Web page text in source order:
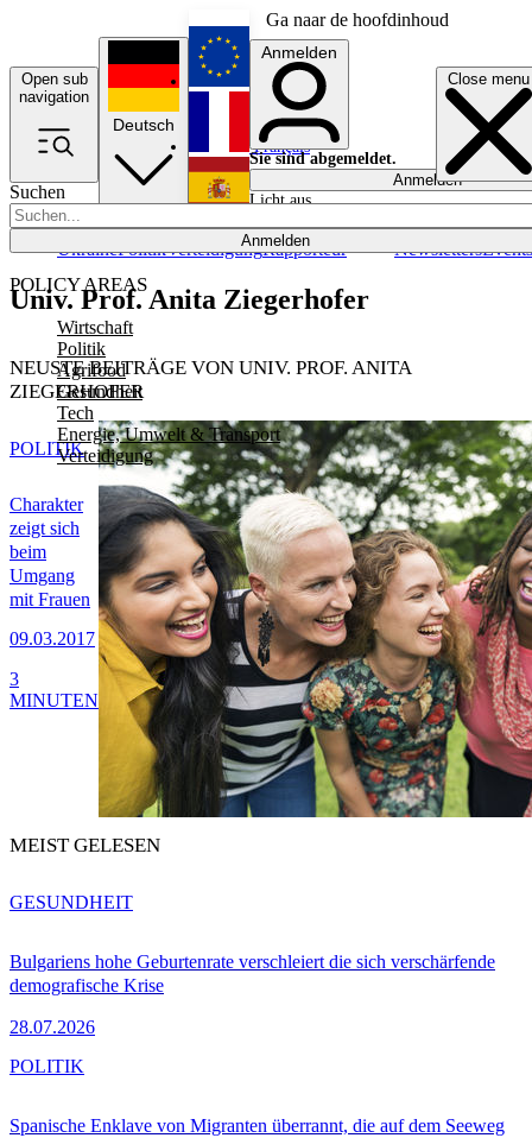
Ga naar de hoofdinhoud
Open sub
navigation
Close menu
Suchen
Anmelden
POLICY AREAS
Wirtschaft
Politik
Agrifood
Gesundheit
Tech
Energie, Umwelt & Transport
Verteidigung
UkrainePolitikVerteidigungRapporteur NewslettersEvents
Deutsch
English
Français
Anmelden
Sie sind abgemeldet.
Anmelden
Licht aus
Univ. Prof. Anita Ziegerhofer
NEUSTE BEITRÄGE VON UNIV. PROF. ANITA
ZIEGERHOFER
Charakter
zeigt sich
beim
Umgang
mit Frauen
09.03.2017
POLITIK
3
MINUTEN
MEIST GELESEN
Bulgariens hohe Geburtenrate verschleiert die sich verschärfende
demografische Krise
28.07.2026
GESUNDHEIT
Spanische Enklave von Migranten überrannt, die auf dem Seeweg
POLITIK